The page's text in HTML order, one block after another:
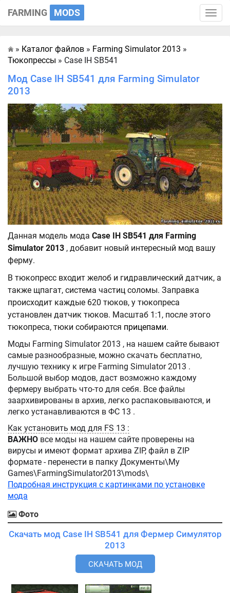
Toggle
FARMING MODS
Главная
» Каталог файлов » Farming Simulator 2013 »
Тюкопрессы » Case IH SB541
Мод Case IH SB541 для Farming Simulator
2013
Данная модель мода Case IH SB541 для Farming
Simulator 2013 , добавит новый интересный мод вашу
ферму.
В тюкопресс входит желоб и гидравлический датчик, а
также щпагат, система частиц соломы. Заправка
происходит каждые 620 тюков, у тюкопреса
установлен датчик тюков. Масштаб 1:1, после этого
тюкопреса, тюки собираются прицепами.
Моды Farming Simulator 2013 , на нашем сайте бывают
самые разнообразные, можно скачать бесплатно,
лучшую технику к игре Farming Simulator 2013 .
Большой выбор модов, даст возможно каждому
фермеру выбрать что-то для себя. Все файлы
заархивированы в архив, легко распаковываются, и
легко устанавливаются в ФС 13 .
Как установить мод для FS 13 :
ВАЖНО все моды на нашем сайте проверены на
вирусы и имеют формат архива ZIP, файл в ZIP
формате - перенести в папку Документы\My
Games\FarmingSimulator2013\mods\
Подробная инструкция с картинками по установке
мода
Фото
Скачать мод Case IH SB541 для Фермер Симулятор
2013
СКАЧАТЬ МОД